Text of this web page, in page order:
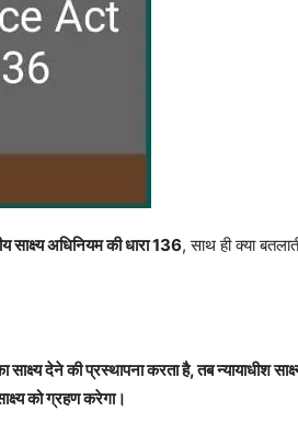
साक्ष्य अधिनियम की धारा 136, साथ ही क्या
साक्ष्य देने की प्रस्थापना करता है, तब न्यायाधीश
को ग्रहण करेगा।